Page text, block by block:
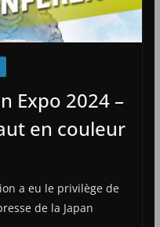
Expo 2024 –
en couleur
a eu le privilège de
de la Japan